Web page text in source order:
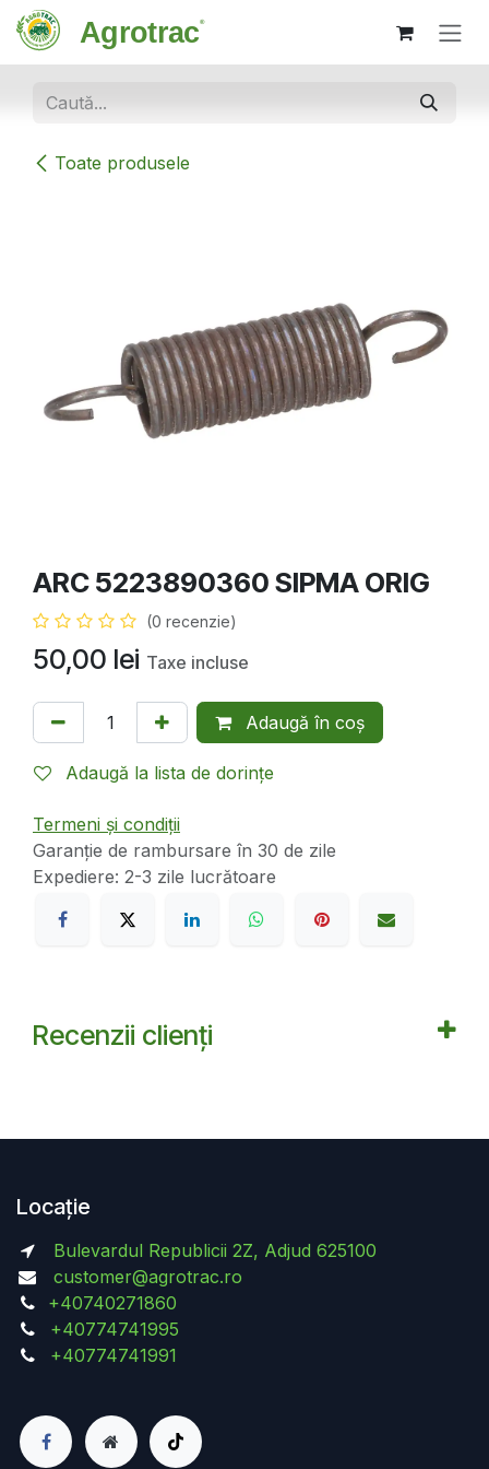
Sari la conținut
Toate produsele
ARC 5223890360 SIPMA ORIG
(0 recenzie)
50,00 lei Taxe incluse
Adaugă în coș
Adaugă la lista de dorințe
Termeni și condiții
Garanție de rambursare în 30 de zile
Expediere: 2-3 zile lucrătoare
Recenzii clienți
Locație
Bulevardul Republicii 2Z, Adjud 625100
customer@agrotrac.ro
+40740271860
+40774741995
+40774741991